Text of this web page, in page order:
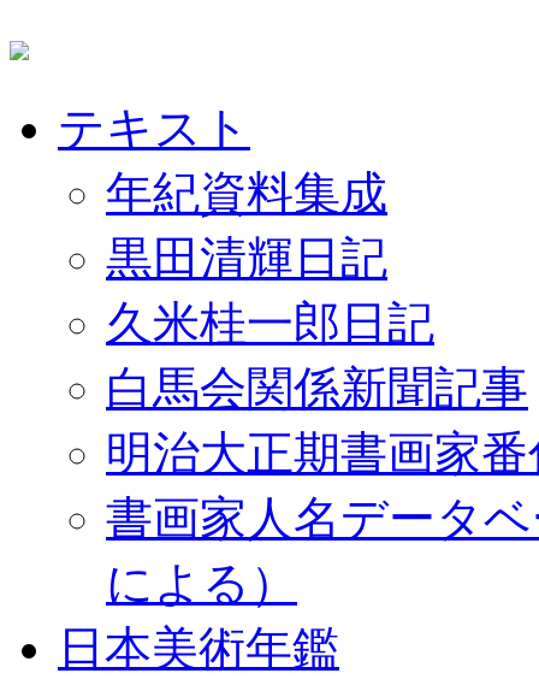
テキスト
年紀資料集成
黒田清輝日記
久米桂一郎日記
白馬会関係新聞記事
明治大正期書画家
書画家人名データ
による）
日本美術年鑑